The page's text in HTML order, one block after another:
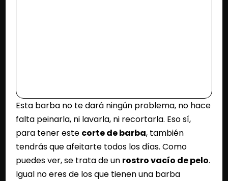
Esta barba no te dará ningún problema, no hace
falta peinarla, ni lavarla, ni recortarla. Eso sí,
para tener este corte de barba, también
tendrás que afeitarte todos los días. Como
puedes ver, se trata de un rostro vacío de pelo.
Igual no eres de los que tienen una barba